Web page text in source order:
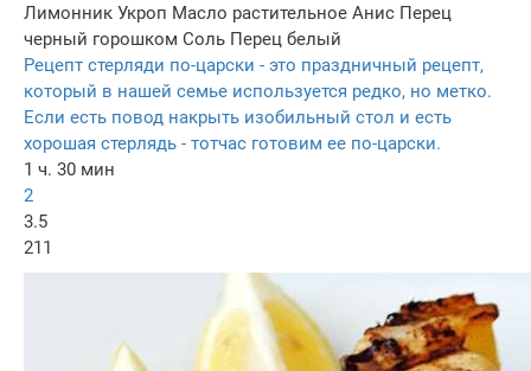
Лимонник Укроп Масло растительное Анис Перец
черный горошком Соль Перец белый
Рецепт стерляди по-царски - это праздничный рецепт,
который в нашей семье используется редко, но метко.
Если есть повод накрыть изобильный стол и есть
хорошая стерлядь - тотчас готовим ее по-царски.
1 ч. 30 мин
2
3.5
211